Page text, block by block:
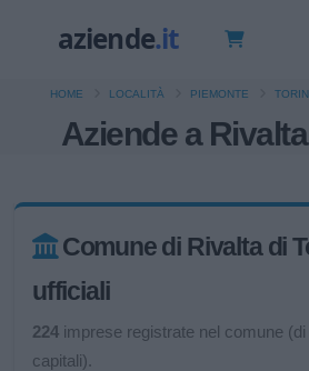
Aziende a
HOME LOCALITÀ PIEMONTE
Comune di Rivalta di
ufficiali
224 imprese registrate nel comune
capitali).